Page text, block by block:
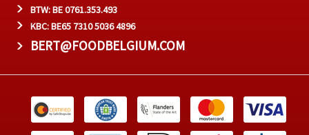
BTW: BE 0761.353.493
KBC: BE65 7310 5036 4896
BERT@FOODBELGIUM.COM